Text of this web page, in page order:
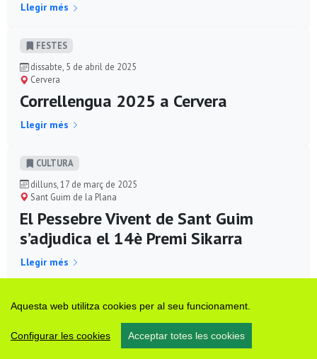
Aquesta web utilitza cookies per al seu funcionament.
Configurar les cookies Acceptar totes les cookies
Llegir més
FESTES
dissabte, 5 de abril de 2025
Cervera
Correllengua 2025 a Cervera
Llegir més
CULTURA
dilluns, 17 de març de 2025
Sant Guim de la Plana
El Pessebre Vivent de Sant Guim
s’adjudica el 14è Premi Sikarra
Llegir més
SOCIETAT
diumenge, 2 de març de 2025
Cervera